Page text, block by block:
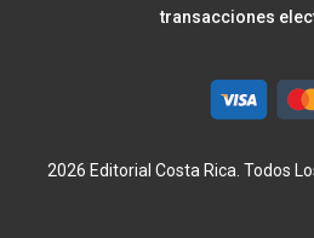
transacciones
2026 Editorial Costa Rica. Todos